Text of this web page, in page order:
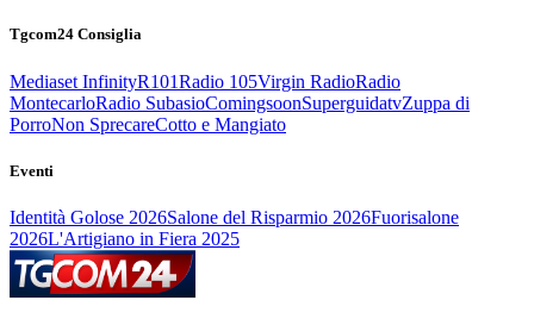
Tgcom24 Consiglia
Mediaset InfinityR101Radio 105Virgin RadioRadio
MontecarloRadio SubasioComingsoonSuperguidatvZuppa di
PorroNon SprecareCotto e Mangiato
Eventi
Identità Golose 2026Salone del Risparmio 2026Fuorisalone
2026L'Artigiano in Fiera 2025